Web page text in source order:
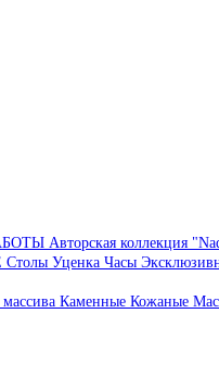
Авторская коллекция
Столы Уценка Часы
Каменные Кожаные